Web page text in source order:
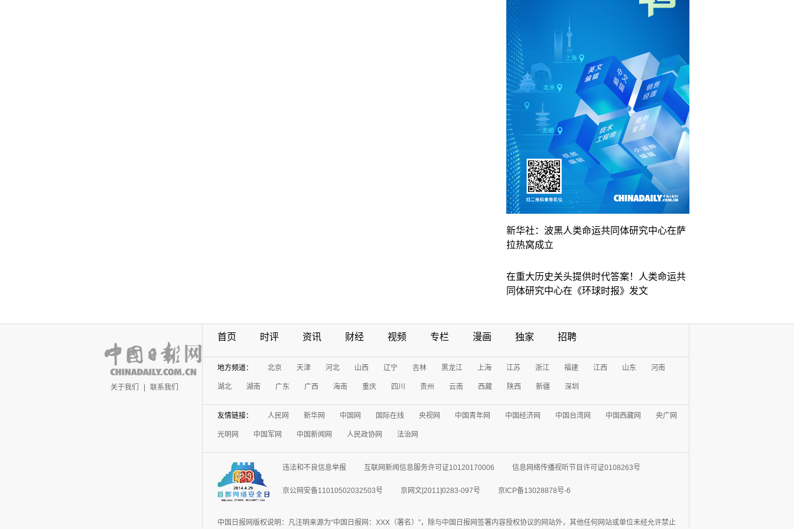
新华社：波黑人类命运共同体研究中心在萨
拉热窝成立
在重大历史关头提供时代答案！人类命运共
同体研究中心在《环球时报》发文
关于我们 联系我们
首页 时评 资讯 财经 视频 专栏 漫画 独家 招聘
地方频道： 北京 天津 河北 山西 辽宁 吉林 黑龙江 上海 江苏 浙江 福建 江西 山东 河南
湖北 湖南 广东 广西 海南 重庆 四川 贵州 云南 西藏 陕西 新疆 深圳
友情链接： 人民网 新华网 中国网 国际在线 央视网 中国青年网 中国经济网 中国台湾网 中国西藏网 央广网
光明网 中国军网 中国新闻网 人民政协网 法治网
违法和不良信息举报 互联网新闻信息服务许可证10120170006 信息网络传播视听节目许可证0108263号
京公网安备11010502032503号 京网文[2011]0283-097号 京ICP备13028878号-6
中国日报网版权说明：凡注明来源为“中国日报网：XXX（署名）”，除与中国日报网签署内容授权协议的网站外，其他任何网站或单位未经允许禁止